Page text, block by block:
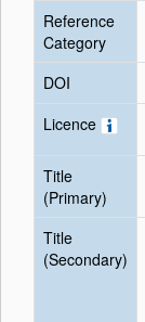
Reference
Category
DOI
Licence
Title
(Primary)
Title
(Secondary)